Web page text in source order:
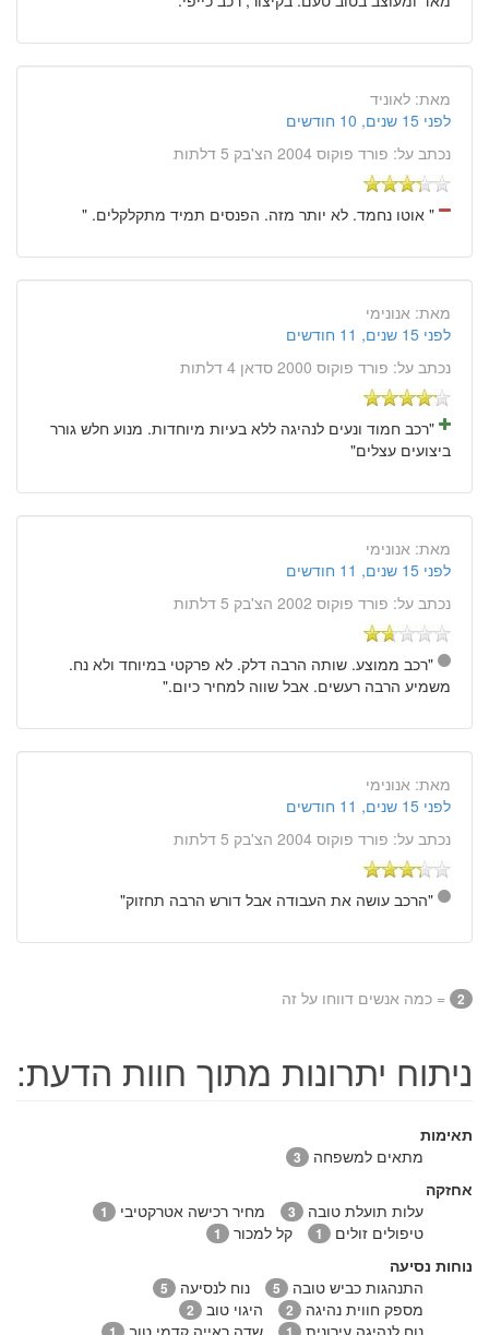
מאת: לאוניד
לפני 15 שנים, 10 חודשים
נכתב על: פורד פוקוס 2004 הצ'בק 5 דלתות
" אוטו נחמד. לא יותר מזה. הפנסים תמיד מתקלקלים. "
מאת: אנונימי
לפני 15 שנים, 11 חודשים
נכתב על: פורד פוקוס 2000 סדאן 4 דלתות
"רכב חמוד ונעים לנהיגה ללא בעיות מיוחדות. מנוע חלש גורר
ביצועים עצלים"
מאת: אנונימי
לפני 15 שנים, 11 חודשים
נכתב על: פורד פוקוס 2002 הצ'בק 5 דלתות
"רכב ממוצע. שותה הרבה דלק. לא פרקטי במיוחד ולא נח.
משמיע הרבה רעשים. אבל שווה למחיר כיום."
מאת: אנונימי
לפני 15 שנים, 11 חודשים
נכתב על: פורד פוקוס 2004 הצ'בק 5 דלתות
"הרכב עושה את העבודה אבל דורש הרבה תחזוק"
2 = כמה אנשים דווחו על זה
ניתוח יתרונות מתוך חוות הדעת:
תאימות
מתאים למשפחה
3
אחזקה
עלות תועלת טובה
3 מחיר רכישה אטרקטיבי 1
טיפולים זולים 1 קל למכור 1
נוחות נסיעה
התנהגות כביש טובה
5 נוח לנסיעה 5
מספק חווית נהיגה 2 היגוי טוב 2
נוח לנהיגה עירונית שדה ראייה קדמי טוב